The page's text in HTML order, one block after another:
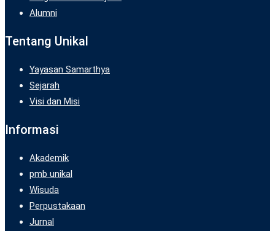
Alumni
Tentang Unikal
Yayasan Samarthya
Sejarah
Visi dan Misi
Informasi
Akademik
pmb unikal
Wisuda
Perpustakaan
Jurnal